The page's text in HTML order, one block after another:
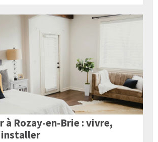
à Rozay-en-Brie : vivre,